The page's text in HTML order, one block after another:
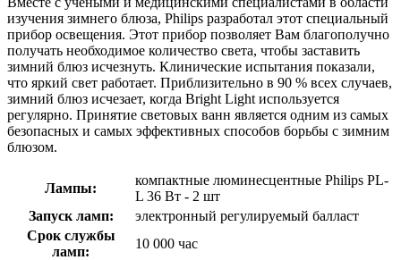
изучения зимнего блюза, Philips разработал этот специальный
прибор освещения. Этот прибор позволяет Вам благополучно
получать необходимое количество света, чтобы заставить
зимний блюз исчезнуть. Клинические испытания показали,
что яркий свет работает. Приблизительно в 90 % всех случаев,
зимний блюз исчезает, когда Bright Light используется
регулярно. Принятие световых ванн является одним из самых
безопасных и самых эффективных способов борьбы с зимним
блюзом.
Лампы:
компактные люминесцентные Philips PL-
L 36 Вт - 2 шт
Запуск ламп:
электронный регулируемый балласт
Срок службы
ламп:
10 000 час